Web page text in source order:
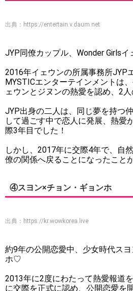
出典： https://entertain.v.daum.net
JYP同僚カップル、Wonder Girls
2016年イェウンの所属事務所JYP
MYSTICエンターテインメントは
ェウンとジヌンの熱愛を認め、2
JYP出身の二人は、同じ夢を持つ
して過ごす中で恋人に発展、熱愛
際3年目でした！
しかし、2017年に交際4年で、自
僚の関係へ戻ることになったこと
④スヨン×チョン・ギョンホ
出典： https://kr.wowkorea.live
約9年の公開恋愛中、少女時代ス
ホ♡
2013年に2度にわたって熱愛報道
に交際を正式に認め、公開恋愛を